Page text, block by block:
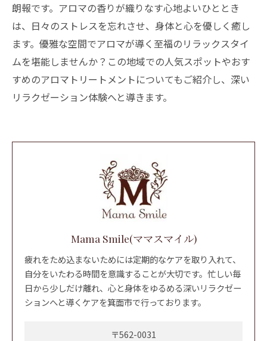
朗報です。アロマの香りが織りなす心地よいひととき
は、日々のストレスを忘れさせ、身体と心を優しく癒し
ます。優雅な空間でアロマが導く至福のリラックスタイ
ムを堪能しませんか？この地域での人気スポットやおす
すめのアロマトリートメントについてもご紹介し、深い
リラクゼーション体験へと導きます。
Mama Smile(ママスマイル)
疲れをため込まないためには定期的なケアを取り入れて、
自分をいたわる時間を意識することが大切です。忙しい毎
日から少しだけ離れ、心と身体をゆるめる深いリラクゼー
ションへと導くケアを箕面市で行っております。
〒562-0031